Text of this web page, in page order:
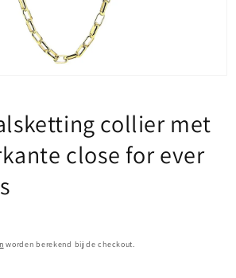
collier met
close for ever
worden berekend bij de checkout.